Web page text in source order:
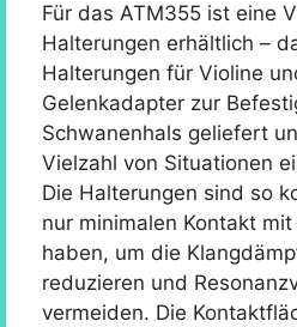
Für das ATM355 ist eine
Halterungen erhältlich –
Halterungen für Violine
Gelenkadapter zur
Schwanenhals geliefert
Vielzahl von Situationen
Die Halterungen sind so
nur minimalen Kontakt
haben, um die
reduzieren und
vermeiden. Die